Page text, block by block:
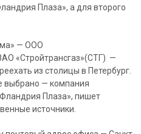
Плаза», а для второго
— ООО
«Стройтрансгаз»(СТГ) —
из столицы в Петербург.
выбрано — компания
Плаза», пишет
источники.